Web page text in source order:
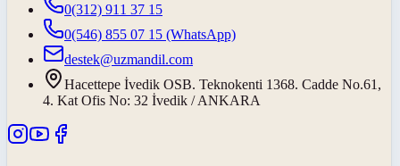
0(312) 911 37 15
0(546) 855 07 15 (WhatsApp)
destek@uzmandil.com
Hacettepe İvedik OSB. Teknokenti 1368. Cadde No.61,
4. Kat Ofis No: 32 İvedik / ANKARA